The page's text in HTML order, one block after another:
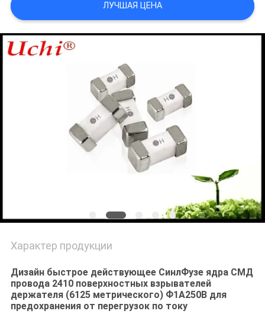
КАРТА
САЙТА
ЛУЧШАЯ ЦЕНА
Характер продукции
Дизайн быстрое действующее СинлФузе ядра СМД
провода 2410 поверхностных взрывателей
держателя (6125 метрического) Ф1А250В для
предохранения от перегрузок по току